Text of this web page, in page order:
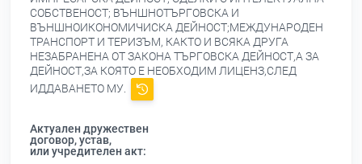
СОБСТВЕНОСТ; ВЪНШНОТЪРГОВСКА И
ВЪНШНОИКОНОМИЧИСКА ДЕЙНОСТ;МЕЖДУНАРОДЕН
ТРАНСПОРТ И ТЕРИЗЪМ, КАКТО И ВСЯКА ДРУГА
НЕЗАБРАНЕНА ОТ ЗАКОНА ТЪРГОВСКА ДЕЙНОСТ,А ЗА
ДЕЙНОСТ,ЗА КОЯТО Е НЕОБХОДИМ ЛИЦЕНЗ,СЛЕД
ИДДАВАНЕТО МУ.
Актуален дружествен
договор, устав,
или учредителен акт: